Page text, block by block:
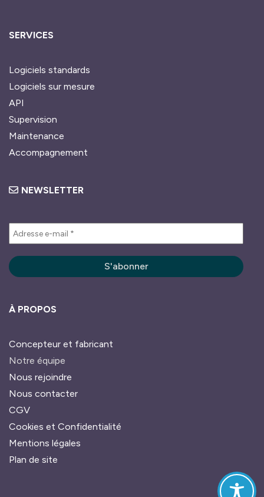
SERVICES
Logiciels standards
Logiciels sur mesure
API
Supervision
Maintenance
Accompagnement
NEWSLETTER
À PROPOS
Concepteur et fabricant
Notre équipe
Nous rejoindre
Nous contacter
CGV
Cookies et Confidentialité
Mentions légales
Plan de site